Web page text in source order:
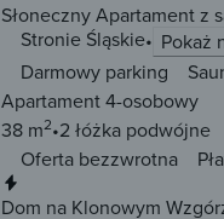
Słoneczny Apartament z
Stronie Śląskie
Pokaż
Darmowy parking
Apartament 4-osobowy
38 m2 2 łóżka podwójne
Oferta bezzwrotna
Dom na Klonowym